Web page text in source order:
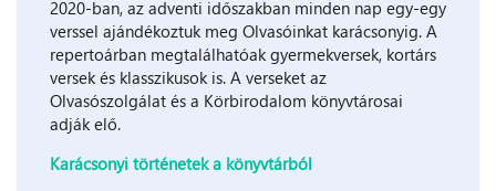
2020-ban, az adventi időszakban minden nap egy-egy
verssel ajándékoztuk meg Olvasóinkat karácsonyig. A
repertoárban megtalálhatóak gyermekversek, kortárs
versek és klasszikusok is. A verseket az
Olvasószolgálat és a Körbirodalom könyvtárosai
adják elő.
Karácsonyi történetek a könyvtárból